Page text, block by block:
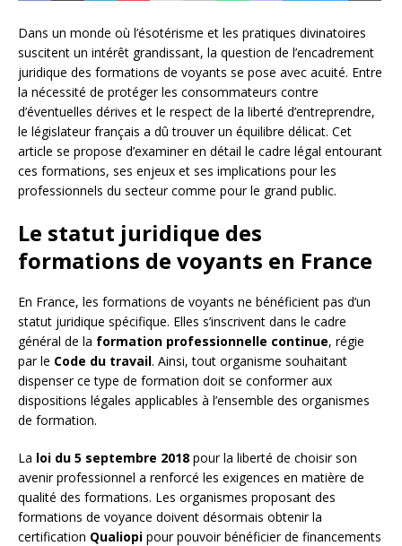
Dans un monde où l’ésotérisme et les pratiques divinatoires
suscitent un intérêt grandissant, la question de l’encadrement
juridique des formations de voyants se pose avec acuité. Entre
la nécessité de protéger les consommateurs contre
d’éventuelles dérives et le respect de la liberté d’entreprendre,
le législateur français a dû trouver un équilibre délicat. Cet
article se propose d’examiner en détail le cadre légal entourant
ces formations, ses enjeux et ses implications pour les
professionnels du secteur comme pour le grand public.
Le statut juridique des
formations de voyants en France
En France, les formations de voyants ne bénéficient pas d’un
statut juridique spécifique. Elles s’inscrivent dans le cadre
général de la formation professionnelle continue, régie
par le Code du travail. Ainsi, tout organisme souhaitant
dispenser ce type de formation doit se conformer aux
dispositions légales applicables à l’ensemble des organismes
de formation.
La loi du 5 septembre 2018 pour la liberté de choisir son
avenir professionnel a renforcé les exigences en matière de
qualité des formations. Les organismes proposant des
formations de voyance doivent désormais obtenir la
certification Qualiopi pour pouvoir bénéficier de financements